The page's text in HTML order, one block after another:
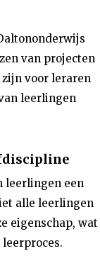
van projecten
voor leraren
leerlingen
leerlingen een
alle leerlingen
eigenschap, wat